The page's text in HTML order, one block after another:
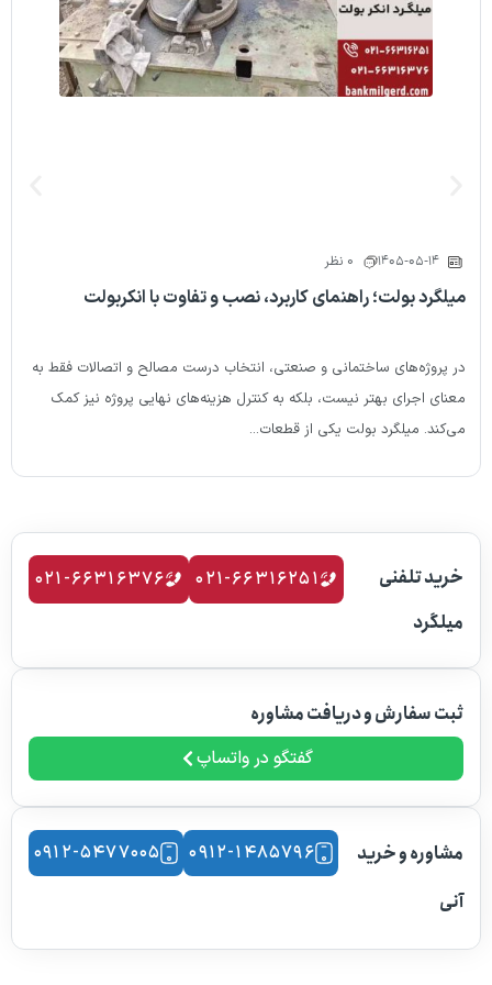
1405- 0 نظر
راهنمای کاربرد، نصب و تفاوت با انکربولت
ساختمانی و صنعتی، انتخاب درست مصالح و اتصالات فقط به
بهتر نیست، بلکه به کنترل هزینه‌های نهایی پروژه نیز کمک
بولت یکی از قطعات...
صنعت
۰۲۱-۶۶۳۱۶۲۵۱ ۰۲۱-۶۶۳۱۶۳۷۶
و دریافت مشاوره
گفتگو در واتساپ
و خرید ۰۹۱۲-۱۴۸۵۷۹۶ ۰۹۱۲-۵۴۷۷۰۰۵